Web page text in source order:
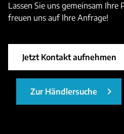
Lassen Sie uns gemeinsam
freuen uns auf Ihre Anfrage!
Jetzt Kontakt aufnehmen
Zur Händlersuche